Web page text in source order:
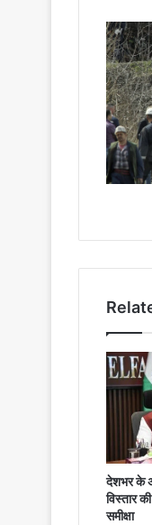
चीन
में
कोयला
खदान
में
विस्फोट,
8
की
मौत
देशभर के
विस्तार
समीक्षा